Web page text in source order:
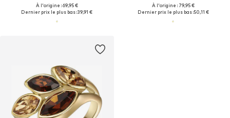
À l'origine : 69,95 €
Dernier prix le plus bas :39,91 €
À l'origine : 79,95 €
Dernier prix le plus bas :50,11 €